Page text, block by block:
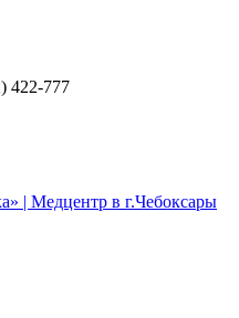
422-777